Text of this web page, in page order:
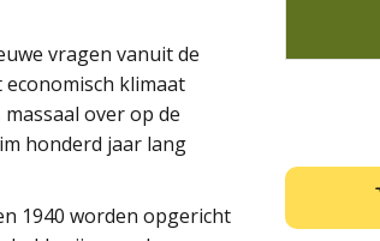
vragen vanuit de
klimaat
over op de
honderd jaar lang
1940 worden opgericht